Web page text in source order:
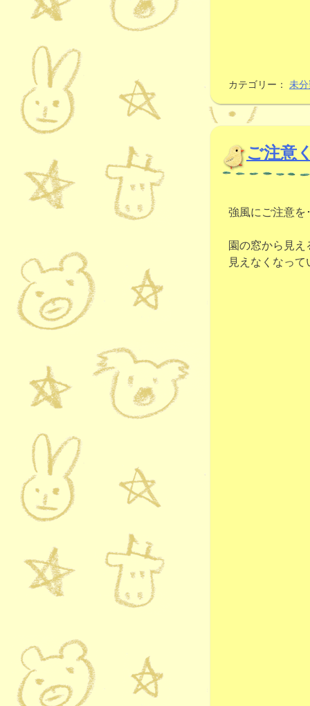
カテゴリー： 未
ご注意
強風にご注意を
園の窓から見
見えなくなって